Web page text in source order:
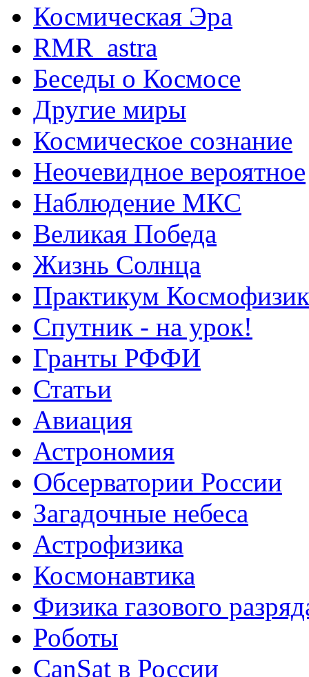
Космическая Эра
RMR_astra
Беседы о Космосе
Другие миры
Космическое сознание
Неочевидное вероятное
Наблюдение МКС
Великая Победа
Жизнь Солнца
Практикум
Спутник - на урок!
Гранты РФФИ
Статьи
Авиация
Астрономия
Обсерватории России
Загадочные небеса
Астрофизика
Космонавтика
Физика газового
Роботы
CanSat в России